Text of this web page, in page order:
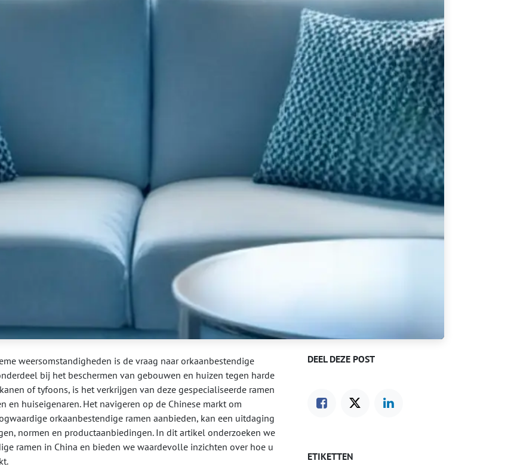
weersomstandigheden is de vraag naar orkaanbestendige
bij het beschermen van gebouwen en huizen tegen harde
of tyfoons, is het verkrijgen van deze gespecialiseerde ramen
huiseigenaren. Het navigeren op de Chinese markt om
orkaanbestendige ramen aanbieden, kan een uitdaging
normen en productaanbiedingen. In dit artikel onderzoeken we
ramen in China en bieden we waardevolle inzichten over hoe u
DEEL DEZE POST
ETIKETTEN